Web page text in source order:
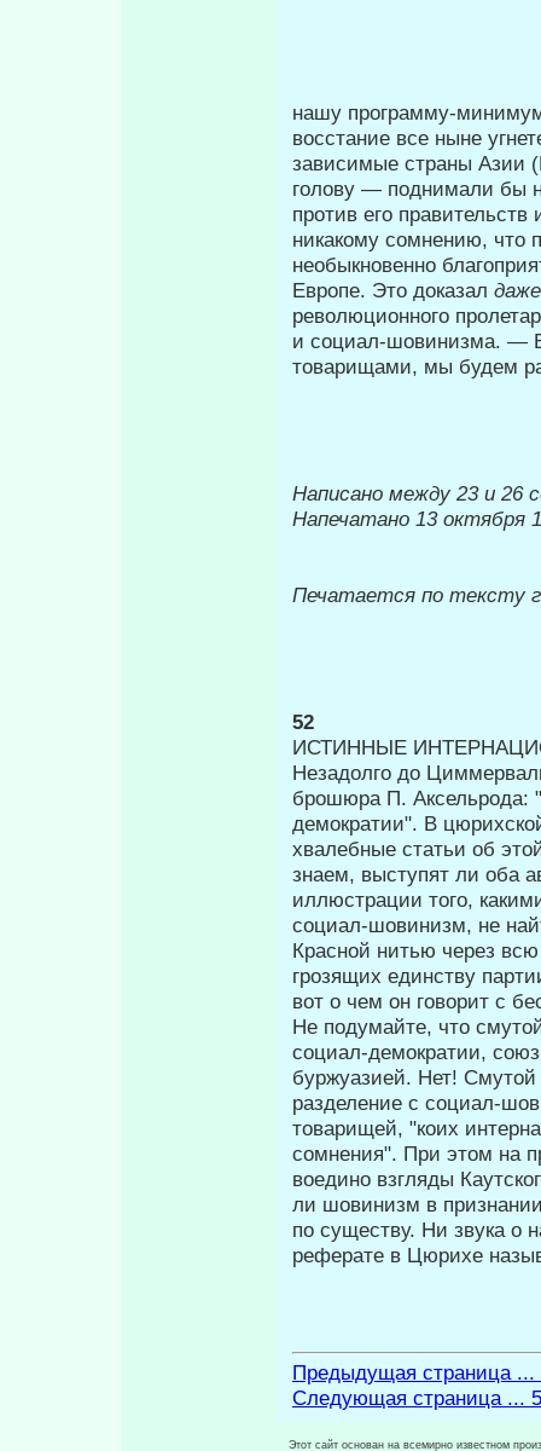
нашу программу-
восстание все ныне
зависимые страны Азии
голову — поднимали бы
против его
никакому сомнению, что
необыкновенно
Европе. Это доказал
революционного
и социал-шовинизма. —
товарищами, мы будем
Написано между 23 и 26
Напечатано 13 октября
Печатается по тексту
52
ИСТИННЫЕ
Незадолго до
брошю­ра П. Аксельрода:
демократии". В
хвалебные статьи об
знаем, выступят ли оба
иллюстрации того,
социал-шовинизм, не
Красной нитью через
грозящих единству
вот о чем он гово­рит с
Не подумайте, что
социал-демократии,
буржуазией. Нет! Смутой
разделение с социал-
товарищей, "коих
сомнения". При этом на
воедино взгляды
ли шовинизм в
по существу. Ни звука о
реферате в Цюрихе
Предыдущая страница ...
Следующая страница ...
Этот сайт основан на всемирно известном